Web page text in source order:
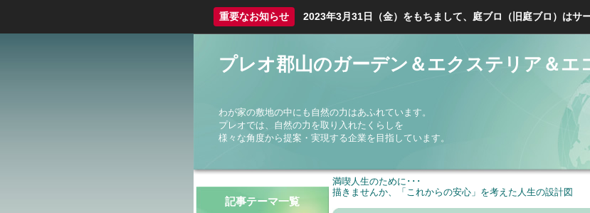
重要なお知らせ 2023年3月31日（金）をもちまして、庭ブロ（旧庭ブロ）はサ
プレオ郡山のガーデン＆エクステリア＆エ
わが家の敷地の中にも自然の力はあふれています。
プレオでは、自然の力を取り入れたくらしを
様々な角度から提案・実現する企業を目指しています。
満喫人生のために･･･
描きませんか、「これからの安心」を考えた人生の設計図
記事テーマ一覧